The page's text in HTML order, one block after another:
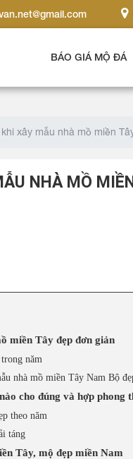
BÁO GIÁ MỘ ĐÁ
xây mẫu nhà mồ miền
NHÀ MỒ
miền Tây đẹp đơn giản
năm
nhà mồ miền Tây Nam Bộ
cho đúng và hợp phong
theo năm
táng
Tây, mộ đẹp miền Nam